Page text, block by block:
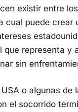
existir entre
cual puede crear
que representa y
sin
o algunas de
el socorrido